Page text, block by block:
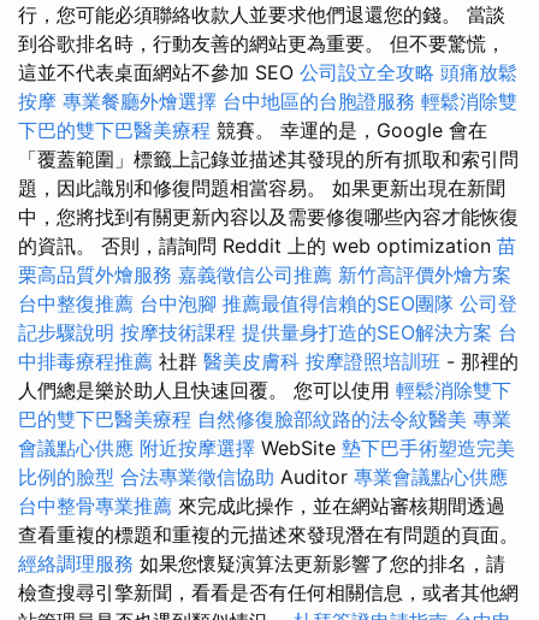
行，您可能必須聯絡收款人並要求他們退還您的錢。 當談
到谷歌排名時，行動友善的網站更為重要。 但不要驚慌，
這並不代表桌面網站不參加 SEO 公司設立全攻略 頭痛放鬆
按摩 專業餐廳外燴選擇 台中地區的台胞證服務 輕鬆消除雙
下巴的雙下巴醫美療程 競賽。 幸運的是，Google 會在
「覆蓋範圍」標籤上記錄並描述其發現的所有抓取和索引問
題，因此識別和修復問題相當容易。 如果更新出現在新聞
中，您將找到有關更新內容以及需要修復哪些內容才能恢復
的資訊。 否則，請詢問 Reddit 上的 web optimization 苗
栗高品質外燴服務 嘉義徵信公司推薦 新竹高評價外燴方案
台中整復推薦 台中泡腳 推薦最值得信賴的SEO團隊 公司登
記步驟說明 按摩技術課程 提供量身打造的SEO解決方案 台
中排毒療程推薦 社群 醫美皮膚科 按摩證照培訓班 - 那裡的
人們總是樂於助人且快速回覆。 您可以使用 輕鬆消除雙下
巴的雙下巴醫美療程 自然修復臉部紋路的法令紋醫美 專業
會議點心供應 附近按摩選擇 WebSite 墊下巴手術塑造完美
比例的臉型 合法專業徵信協助 Auditor 專業會議點心供應
台中整骨專業推薦 來完成此操作，並在網站審核期間透過
查看重複的標題和重複的元描述來發現潛在有問題的頁面。
經絡調理服務 如果您懷疑演算法更新影響了您的排名，請
檢查搜尋引擎新聞，看看是否有任何相關信息，或者其他網